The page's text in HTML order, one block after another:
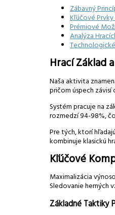
Zábavný
Kľúčové
Prémiové
Analýza
Hrací Základ
Naša aktivita
pričom úspech
Systém pracuje na
rozmedzí 94-98%,
Pre tých, ktorí
kombinuje klasickú
Kľúčové
Maximalizácia
Sledovanie herných
Základné Taktiky